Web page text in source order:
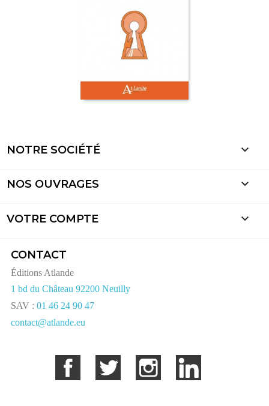
NOTRE SOCIÉTÉ 
NOS OUVRAGES 
VOTRE COMPTE 
CONTACT
Éditions Atlande
1 bd du Château 92200 Neuilly
SAV : 01 46 24 90 47
contact@atlande.eu
Facebook Twitter Instagram